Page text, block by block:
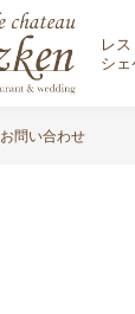
レ
シ
お問い合わせ